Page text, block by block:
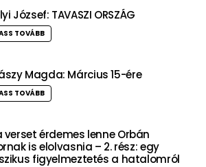
József: TAVASZI ORSZÁG
TOVÁBB
Magda: Március 15-ére
TOVÁBB
verset érdemes lenne Orbán
is elolvasnia – 2. rész: egy
figyelmeztetés a hatalomról